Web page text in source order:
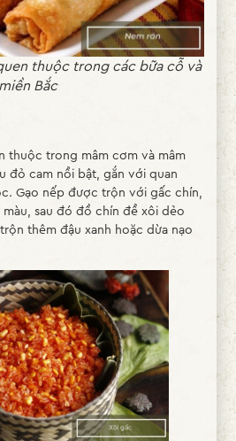
thuộc trong các bữa cỗ và
Bắc
thuộc trong mâm cơm và mâm
đỏ cam nổi bật, gắn với quan
Gạo nếp được trộn với gấc chín,
sau đó đồ chín để xôi dẻo
thêm đậu xanh hoặc dừa nạo